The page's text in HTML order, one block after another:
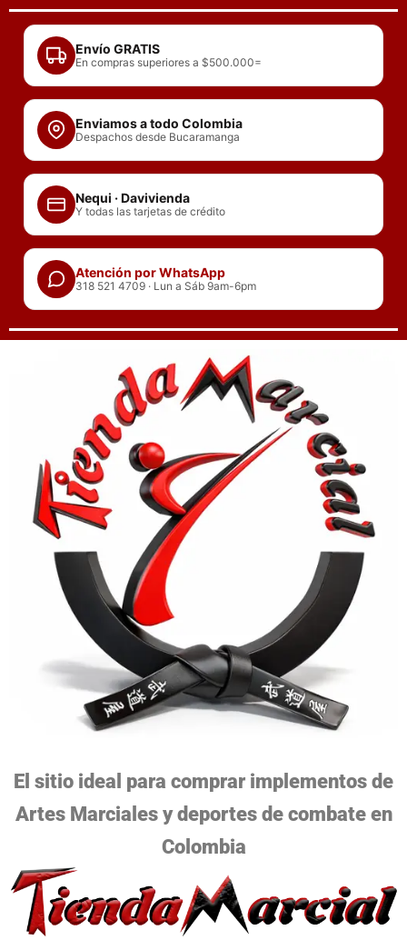
contenido
Envío GRATIS
En compras superiores a $500.000=
Enviamos a todo Colombia
Despachos desde Bucaramanga
Nequi · Davivienda
Y todas las tarjetas de crédito
Atención por WhatsApp
318 521 4709 · Lun a Sáb 9am-6pm
El sitio ideal para comprar implementos de
Artes Marciales y deportes de combate en
Colombia